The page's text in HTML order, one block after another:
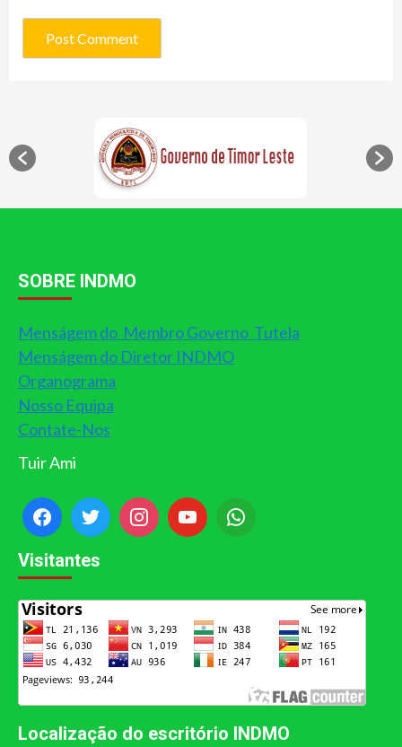
SOBRE INDMO
Menságem do Membro Governo Tutela
Menságem do Diretor INDMO
Organograma
Nosso Equipa
Contate-Nos
Tuir Ami
Visitantes
Localização do escritório INDMO